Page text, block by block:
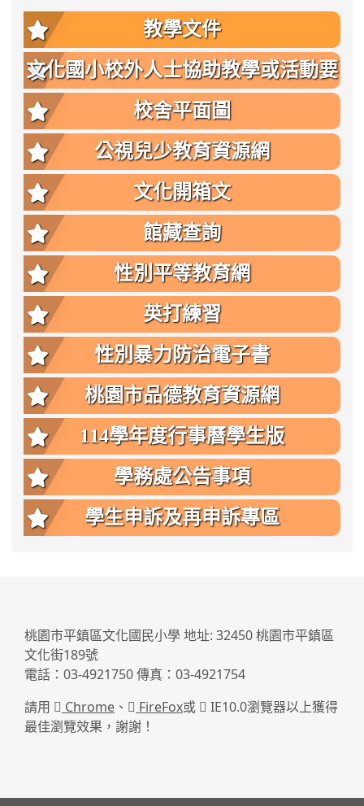
教學文件
文化國小校外人士協助教學或活動要
點
校舍平面圖
公視兒少教育資源網
文化開箱文
館藏查詢
性別平等教育網
英打練習
性別暴力防治電子書
桃園市品德教育資源網
114學年度行事曆學生版
學務處公告事項
學生申訴及再申訴專區
桃園市平鎮區文化國民小學 地址: 32450 桃園市平鎮區
文化街189號
電話：03-4921750 傳真：03-4921754
請用
Chrome 、 FireFox或
IE10.0瀏覽器以上獲得
最佳瀏覽效果，謝謝！